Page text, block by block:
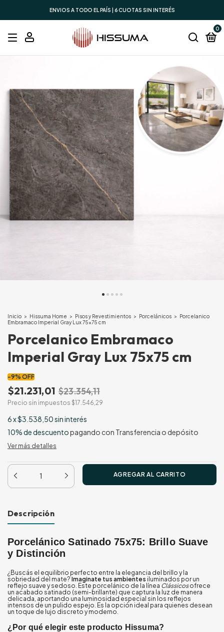
ENVIOS A TODO EL PAÍS | 6 CUOTAS SIN INTERÉS
0
Inicio > Hissuma Home > Pisos y Revestimientos > Porcelánicos > Porcelanico
Embramaco Imperial Gray Lux 75x75 cm
Porcelanico Embramaco
Imperial Gray Lux 75x75 cm
-9% OFF
$21.231,01 $23.354,11
Precio sin impuestos $17.546,29
6x$3.538,50sin interés
10% de descuentopagando con Transferencia o depósito
Ver más detalles
Descripción
Porcelánico Satinado 75x75: Brillo Suave
y Distinción
¿Buscás el equilibrio perfecto entre la elegancia del brillo y la
sobriedad del mate? Imaginate tus ambientes iluminados por un
reflejo suave y sedoso. Este porcelánico de la línea Clássicosofrece
un acabado satinado (semi-brillante) que captura la luz de manera
delicada, aportando una luminosidad especial sin los reflejos
intensos de un pulido espejo. Es la opción ideal para quienes desean
un toque de lujo discreto y moderno.
¿Por qué elegir este producto Hissuma?